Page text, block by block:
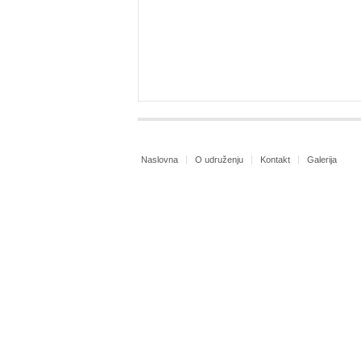
Naslovna O udruženju Kontakt Galerija